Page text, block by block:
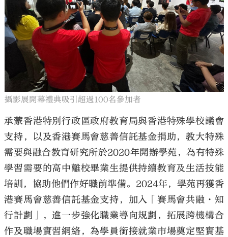
攝影展開幕禮典吸引超過100名參加者
承蒙香港特別行政區政府教育局與香港特殊學校議會
支持，以及香港賽馬會慈善信託基金捐助，教大特殊
需要與融合教育研究所於2020年開辦學苑，為有特殊
學習需要的高中離校畢業生提供持續教育及生活技能
培訓，協助他們作好職前準備。2024年，學苑再獲香
港賽馬會慈善信託基金支持，加入「賽馬會共融·知
行計劃」，進一步強化職業導向規劃，拓展跨機構合
作及職場實習網絡，為學員銜接就業市場奠定堅實基